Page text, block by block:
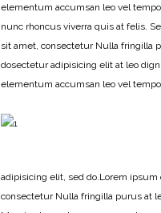
elementum accumsan leo vel
nunc rhoncus viverra quis at felis.
sit amet, consectetur Nulla fringilla
dosectetur adipisicing elit at leo
elementum accumsan leo vel
adipisicing elit, sed do.Lorem ipsum
consectetur Nulla fringilla purus at